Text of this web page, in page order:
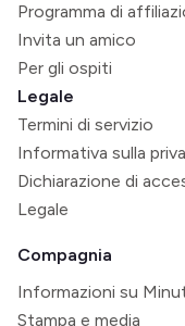
Programma di
Invita un amico
Per gli ospiti
Legale
Termini di servizio
Informativa sulla
Dichiarazione di
Legale
Compagnia
Informazioni su
Stampa e media